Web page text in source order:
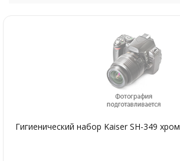
Гигиенический набор Kaiser SH-349 хром